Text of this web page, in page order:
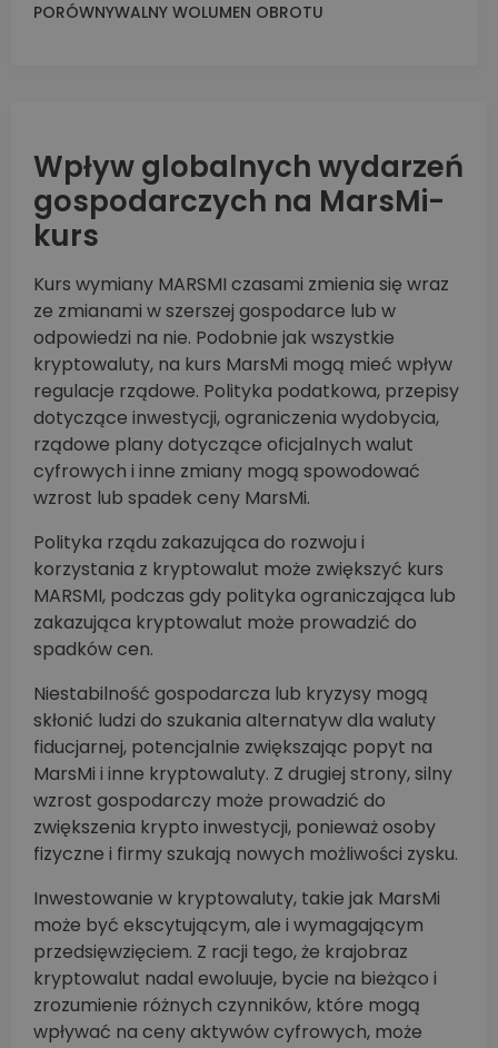
PORÓWNYWALNY WOLUMEN OBROTU
Wpływ globalnych wydarzeń
gospodarczych na MarsMi-
kurs
Kurs wymiany MARSMI czasami zmienia się wraz
ze zmianami w szerszej gospodarce lub w
odpowiedzi na nie. Podobnie jak wszystkie
kryptowaluty, na kurs MarsMi mogą mieć wpływ
regulacje rządowe. Polityka podatkowa, przepisy
dotyczące inwestycji, ograniczenia wydobycia,
rządowe plany dotyczące oficjalnych walut
cyfrowych i inne zmiany mogą spowodować
wzrost lub spadek ceny MarsMi.
Polityka rządu zakazująca do rozwoju i
korzystania z kryptowalut może zwiększyć kurs
MARSMI, podczas gdy polityka ograniczająca lub
zakazująca kryptowalut może prowadzić do
spadków cen.
Niestabilność gospodarcza lub kryzysy mogą
skłonić ludzi do szukania alternatyw dla waluty
fiducjarnej, potencjalnie zwiększając popyt na
MarsMi i inne kryptowaluty. Z drugiej strony, silny
wzrost gospodarczy może prowadzić do
zwiększenia krypto inwestycji, ponieważ osoby
fizyczne i firmy szukają nowych możliwości zysku.
Inwestowanie w kryptowaluty, takie jak MarsMi
może być ekscytującym, ale i wymagającym
przedsięwzięciem. Z racji tego, że krajobraz
kryptowalut nadal ewoluuje, bycie na bieżąco i
zrozumienie różnych czynników, które mogą
wpływać na ceny aktywów cyfrowych, może